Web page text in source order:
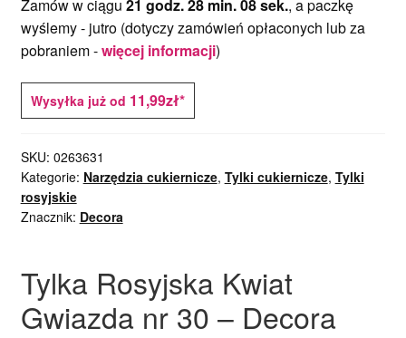
Zamów w ciągu 21 godz. 28 min. 07 sek., a paczkę
wyślemy - jutro(dotyczy zamówień opłaconych lub za
pobraniem -więcej informacji)
Wysyłka już od 11,99zł*
SKU: 0263631
Kategorie: Narzędzia cukiernicze, Tylki cukiernicze, Tylki
rosyjskie
Znacznik: Decora
Tylka Rosyjska Kwiat
Gwiazda nr 30 – Decora